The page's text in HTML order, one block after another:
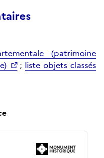
(patrimoine
; liste objets classés